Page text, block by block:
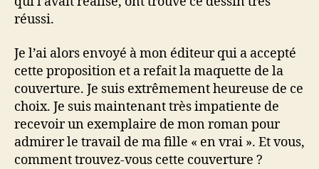
réussi.
Je l’ai alors envoyé à mon éditeur qui a accepté
cette proposition et a refait la maquette de la
couverture. Je suis extrêmement heureuse de ce
choix. Je suis maintenant très impatiente de
recevoir un exemplaire de mon roman pour
admirer le travail de ma fille « en vrai ». Et vous,
comment trouvez-vous cette couverture ?